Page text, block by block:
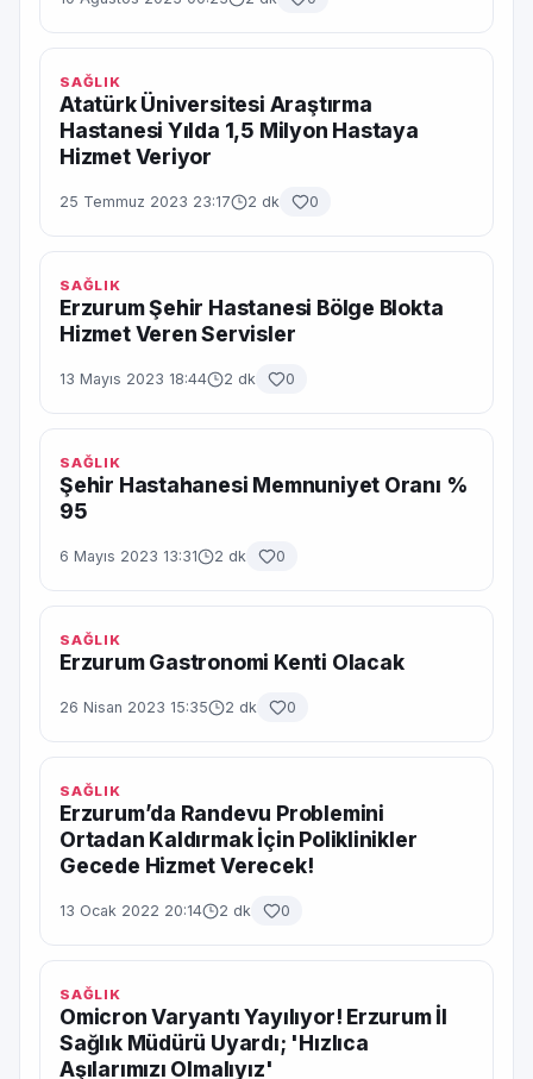
SAĞLIK
Atatürk Üniversitesi Araştırma
Hastanesi Yılda 1,5 Milyon Hastaya
Hizmet Veriyor
25 Temmuz 2023 23:17 2 dk 0
SAĞLIK
Erzurum Şehir Hastanesi Bölge Blokta
Hizmet Veren Servisler
13 Mayıs 2023 18:44 2 dk 0
SAĞLIK
Şehir Hastahanesi Memnuniyet Oranı %
95
6 Mayıs 2023 13:31 2 dk 0
SAĞLIK
Erzurum Gastronomi Kenti Olacak
26 Nisan 2023 15:35 2 dk 0
SAĞLIK
Erzurum’da Randevu Problemini
Ortadan Kaldırmak İçin Poliklinikler
Gecede Hizmet Verecek!
13 Ocak 2022 20:14 2 dk 0
SAĞLIK
Omicron Varyantı Yayılıyor! Erzurum İl
Sağlık Müdürü Uyardı; 'Hızlıca
Aşılarımızı Olmalıyız'